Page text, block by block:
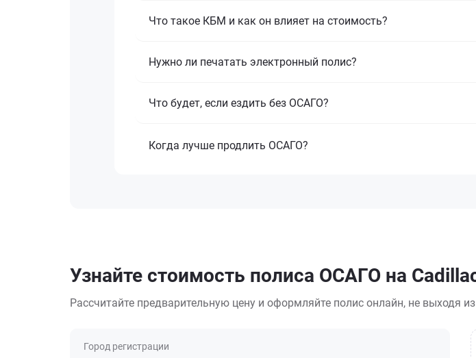
Что такое КБМ и как он влияет на стоимость?
Нужно ли печатать электронный полис?
Что будет, если ездить без ОСАГО?
Когда лучше продлить ОСАГО?
Узнайте стоимость полиса ОСАГО на
Рассчитайте предварительную цену и оформляйте полис онлайн, не выходя
Город регистрации